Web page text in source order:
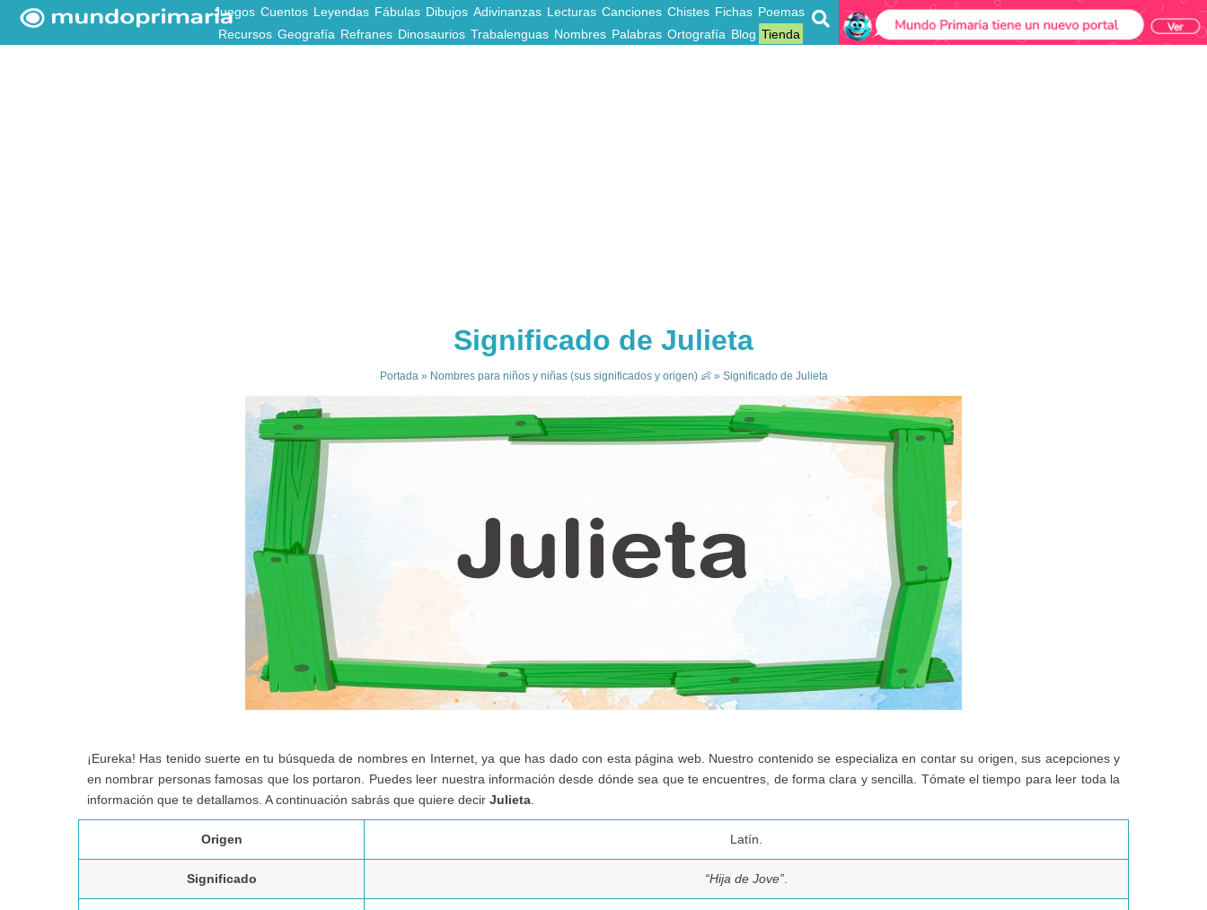
Juegos Cuentos Leyendas Fábulas Dibujos Adivinanzas Lecturas Canciones Chistes Fichas Poemas
Recursos Geografía Refranes Dinosaurios Trabalenguas Nombres Palabras Ortografía Blog Tienda
Significado de Julieta
Portada» Nombres para niños y niñas (sus significados y origen) 👶» Significado de Julieta
¡Eureka! Has tenido suerte en tu búsqueda de nombres en Internet, ya que has dado con esta página web. Nuestro contenido se especializa en contar su origen, sus acepciones y
en nombrar personas famosas que los portaron. Puedes leer nuestra información desde dónde sea que te encuentres, de forma clara y sencilla. Tómate el tiempo para leer toda la
información que te detallamos. A continuación sabrás que quiere decir Julieta
Origen Latín.
Significado “Hija de Jove”